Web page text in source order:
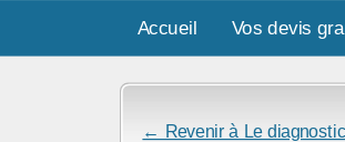
Accueil Vos devis
← Revenir à Le